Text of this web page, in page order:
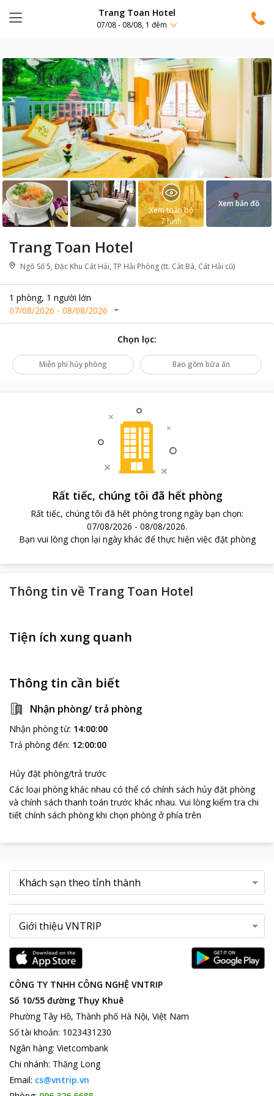
Trang Toan Hotel
07/08 - 08/08, 1 đêm
Trang Toan Hotel
Ngõ Số 5, Đặc Khu Cát Hải, TP Hải Phòng (tt. Cát Bà, Cát Hải cũ)
1 phòng, 1 người lớn
07/08/2026 - 08/08/2026
Xem toàn bộ
7hình
Xem bản đồ
Chọn lọc:
Miễn phí hủy phòng Bao gồm bữa ăn
Rất tiếc, chúng tôi đã hết phòng
Rất tiếc, chúng tôi đã hết phòng trong ngày bạn chọn:
07/08/2026 - 08/08/2026.
Bạn vui lòng chọn lại ngày khác để thực hiện việc đặt phòng
Thông tin về Trang Toan Hotel
Tiện ích xung quanh
Thông tin cần biết
Nhận phòng/ trả phòng
Nhận phòng từ: 14:00:00
Trả phòng đến: 12:00:00
Hủy đặt phòng/trả trước
Các loại phòng khác nhau có thể có chính sách hủy đặt phòng
và chính sách thanh toán trước khác nhau. Vui lòng kiểm tra chi
tiết chính sách phòng khi chọn phòng ở phía trên
CÔNG TY TNHH CÔNG NGHỆ VNTRIP
Số 10/55 đường Thụy Khuê
Phường Tây Hồ, Thành phố Hà Nội, Việt Nam
Số tài khoản: 1023431230
Ngân hàng: Vietcombank
Chi nhánh: Thăng Long
Email: cs@vntrip.vn